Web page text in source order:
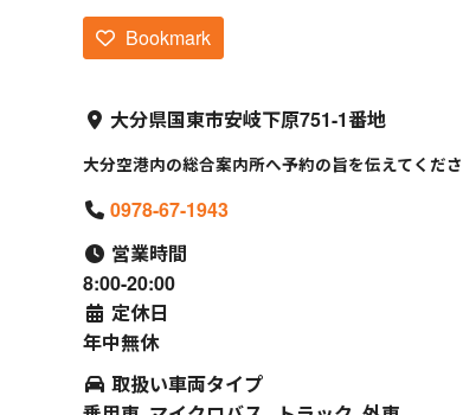
Bookmark
大分県国東市安岐下原751-1番地
大分空港内の総合案内所へ予約の旨を伝えてくだ
0978-67-1943
営業時間
8:00-20:00
定休日
年中無休
取扱い車両タイプ